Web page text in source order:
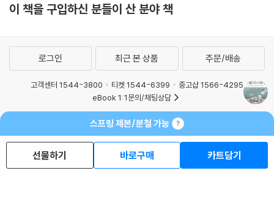
이 책을 구입하신 분들이 산 분야 책
스프링 제본/분철 가능
선물하기 바로구매 카트담기
로그인 최근 본 상품 주문/배송
고객센터 1544-3800 티켓 1544-6399
중고샵 1566-4295
eBook 1:1문의/채팅상담
PC버전
거래처관계자께
도서홍보
광고